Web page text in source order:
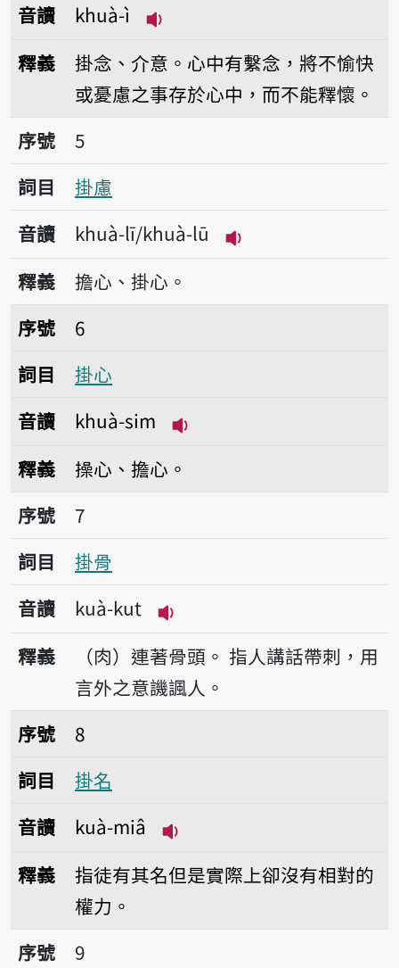
音讀
khuà-ì
釋義
掛念、介意。心中有繫念，將不愉快
或憂慮之事存於心中，而不能釋懷。
序號5掛慮
序號
5
詞目
掛慮
音讀
khuà-lī/khuà-lū
播放音讀khuà-lī/
釋義
擔心、掛心。
序號6掛心
序號
6
詞目
掛心
音讀
khuà-sim
釋義
操心、擔心。
序號7掛骨
序號
7
詞目
掛骨
音讀
kuà-kut
播放音讀kuà-kut
釋義 （肉）連著骨頭。 指人講話帶刺，用
言外之意譏諷人。
序號8掛名
序號
8
詞目
掛名
音讀
kuà-miâ
釋義
指徒有其名但是實際上卻沒有相對的
權力。
序號9掛牌
序號 9